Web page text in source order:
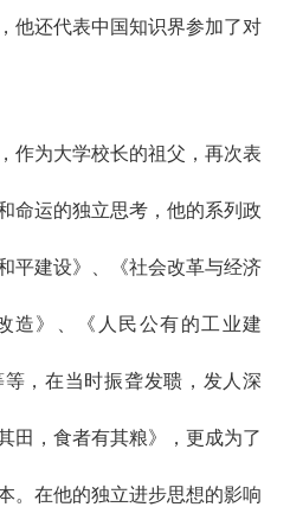
他还代表中国知识界参加了对
作为大学校长的祖父，再次表
命运的独立思考，他的系列政
平建设》、《社会改革与经济
造》、《人民公有的工业建
，在当时振聋发聩，发人深
田，食者有其粮》，更成为了
。在他的独立进步思想的影响